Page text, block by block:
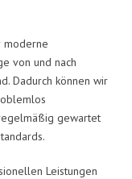
moderne
von und nach
Dadurch können wir
gewartet
Leistungen